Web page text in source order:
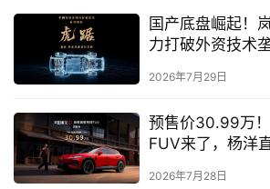
车
直
播
致力于创新和改造，戴森迄今最小、
面世则颠覆了美发造型行业。它比传
而重量只有一半，直径也只有27毫米
叶轮，转速达到每分钟 110,000转，每
国产底盘崛起！
力打破外资技术
2026年7月29日
预售价30.99万
FUV来了，杨洋
2026年7月28日